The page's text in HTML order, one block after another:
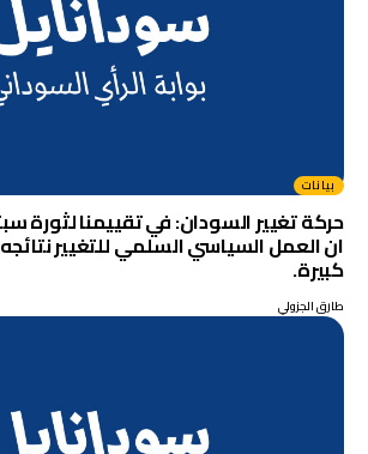
بيانات
حركة تغيير السودان: في تقييمنا لثورة
ان العمل السياسي السلمي للتغيير
كبيرة.
طارق الجزولي